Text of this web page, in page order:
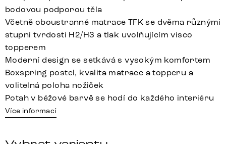
bodovou podporou těla
Včetně oboustranné matrace TFK se dvěma různými
stupni tvrdosti H2/H3 a tlak uvolňujícím visco
topperem
Moderní design se setkává s vysokým komfortem
Boxspring postel, kvalita matrace a topperu a
volitelná poloha nožiček
Potah v béžové barvě se hodí do každého interiéru
Více informací